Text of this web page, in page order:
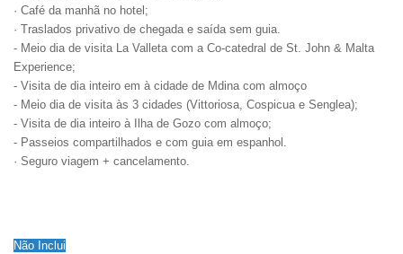
· Café da manhã no hotel;
· Traslados privativo de chegada e saída sem guia.
- Meio dia de visita La Valleta com a Co-catedral de St. John & Malta
Experience;
- Visita de dia inteiro em à cidade de Mdina com almoço
- Meio dia de visita às 3 cidades (Vittoriosa, Cospicua e Senglea);
- Visita de dia inteiro à Ilha de Gozo com almoço;
- Passeios compartilhados e com guia em espanhol.
· Seguro viagem + cancelamento.
Não Inclui